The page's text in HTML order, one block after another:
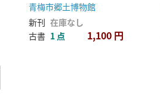
青梅市郷土博物館
新刊 在庫なし
古書 1 点 1,100 円